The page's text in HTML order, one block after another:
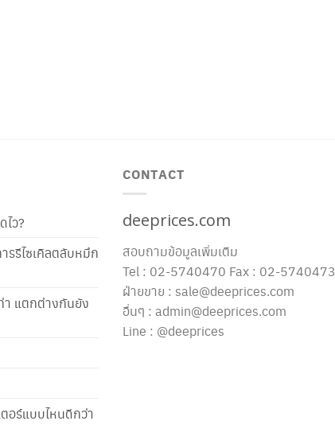
ว?
รรีไซเคิลตลับหมึก
แตกต่างกันยัง
อร์แบบไหนดีกว่า
CONTACT
deeprices.com
สอบถามข้อมูลเพิ่มเติม
Tel : 02-5740470 Fax : 02-5740473
ฝ่ายขาย : sale@deeprices.com
อื่นๆ : admin@deeprices.com
Line : @deeprices